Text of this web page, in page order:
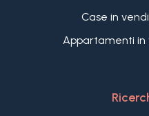
Case in
Appartamenti